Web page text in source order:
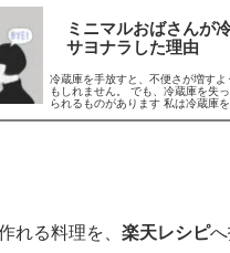
ミニマルおばさんが
サヨナラした理由
冷蔵庫を手放すと、不便さが増すよ
もしれません。 でも、冷蔵庫を失
られるものがあります 私は冷蔵庫
れる料理を、 楽天レシピ